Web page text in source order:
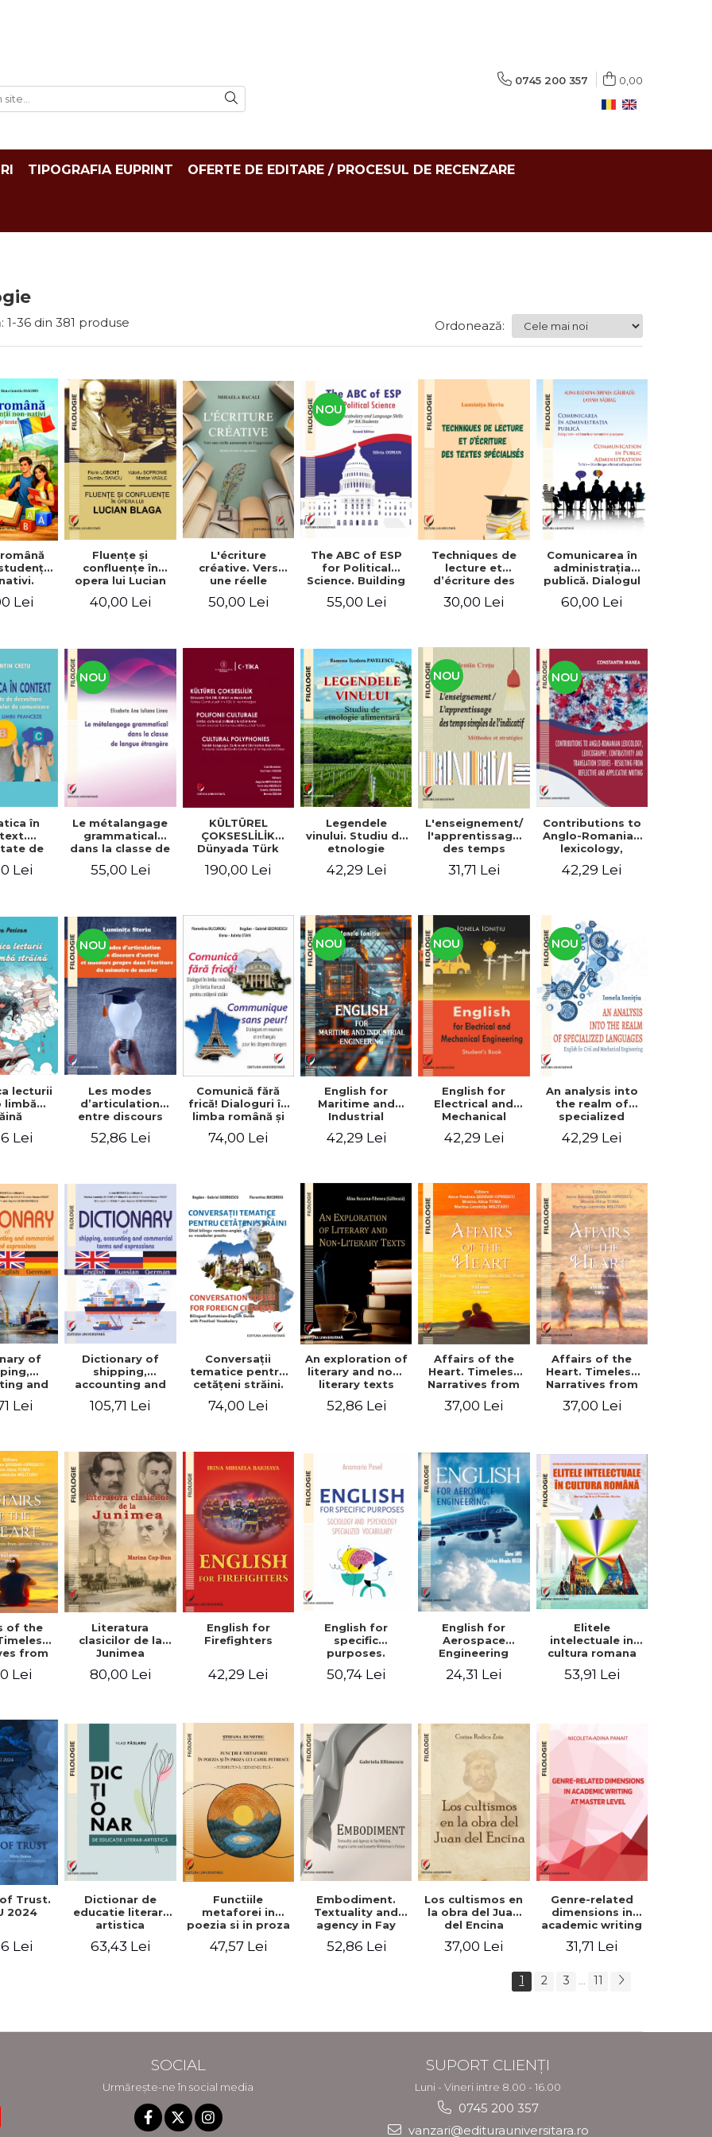
0745 200 357 0,00
TIPOGRAFIA EUPRINT OFERTE DE EDITARE / PROCESUL DE RECENZARE
1-36 din 381 produse Ordonează:
şi
A1-B2
Lei
Fluenţe şi
confluenţe în
opera lui Lucian
40,00 Lei
L'écriture
créative. Vers
une réelle
autonomie de
l'apprenant, Éd.
50,00 Lei
NOU
The ABC of ESP
for Political
Science. Building
vocabulary and
language skills
55,00 Lei
Techniques de
lecture et
d’écriture des
spécialisés
30,00 Lei
Comunicarea în
administraţia
publică. Dialogul
stat – cetăţean în
context naţional
administration .
The state-citizen
dialogue in
national and
European
context
60,00 Lei
în
de
Lei
NOU
Le métalangage
grammatical
dans la classe de
55,00 Lei
KÜLTÜREL
ÇOKSESLİLİK
Dünyada Türk
Medeniyeti.
Armağan/
POLIFONII
CULTURALE
Limba, cultura și
civilizația turcă în
lume. Volum
dedicat
Centenarului
190,00 Lei
Legendele
vinului. Studiu de
etnologie
42,29 Lei
NOU
L'enseignement/
l'apprentissage
des temps
l'indicatif.
31,71 Lei
NOU
Contributions to
Anglo-Romanian
lexicology,
contrastivity and
reflective and
applicative
writing
42,29 Lei
lecturii
limbă
Lei
NOU
Les modes
d’articulation
entre discours
discours propre
52,86 Lei
Comunică fără
frică! Dialoguri în
limba română şi
pentru cetăţenii
roumain et en
citoyens
étrangers
74,00 Lei
NOU
English for
Maritime and
Industrial
42,29 Lei
NOU
English for
Electrical and
Mechanical
Student’s book
42,29 Lei
NOU
An analysis into
the realm of
specialized
English for civil
42,29 Lei
of
and
and
Lei
Dictionary of
shipping,
accounting and
terms and
105,71 Lei
Conversaţii
tematice pentru
cetăţeni străini.
româno-englez
Bilingual
Romanian-
English guide
with practical
vocabulary
74,00 Lei
An exploration of
literary and non-
literary texts
52,86 Lei
Affairs of the
Heart. Timeless
Narratives from
World. Volume
37,00 Lei
Affairs of the
Heart. Timeless
Narratives from
World. Volume
37,00 Lei
of the
from
Lei
Literatura
clasicilor de la
Junimea
80,00 Lei
English for
Firefighters
42,29 Lei
English for
specific
purposes.
psychology
50,74 Lei
English for
Aerospace
Engineering
24,31 Lei
Elitele
intelectuale in
cultura romana
53,91 Lei
Trust.
2024
Lei
Dictionar de
educatie literar-
artistica
63,43 Lei
Functiile
metaforei in
poezia si in proza
Petrescu.
47,57 Lei
Embodiment.
Textuality and
agency in Fay
Carter and
52,86 Lei
Los cultismos en
la obra del Juan
del Encina
37,00 Lei
Genre-related
dimensions in
academic writing
Nicoleta-Adina
31,71 Lei
1 2 3 11
SOCIAL
Urmărește-ne în social media
SUPORT CLIENȚI
Luni - Vineri intre 8.00 - 16.00
0745 200 357
vanzari@editurauniversitara.ro